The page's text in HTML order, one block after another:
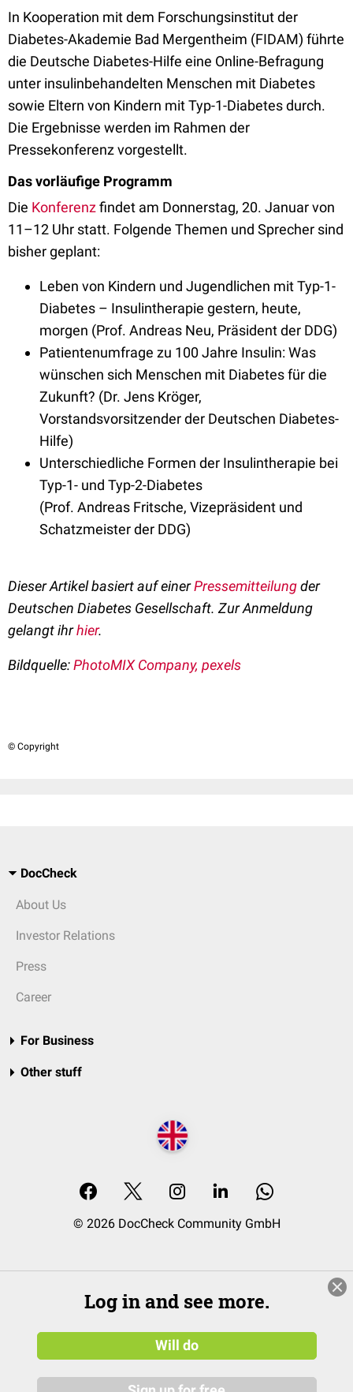
In Kooperation mit dem Forschungsinstitut der
Diabetes-Akademie Bad Mergentheim (FIDAM) führte
die Deutsche Diabetes-Hilfe eine Online-Befragung
unter insulinbehandelten Menschen mit Diabetes
sowie Eltern von Kindern mit Typ-1-Diabetes durch.
Die Ergebnisse werden im Rahmen der
Pressekonferenz vorgestellt.
Das vorläufige Programm
Die Konferenzfindet am Donnerstag, 20. Januar von
11–12 Uhr statt. Folgende Themen und Sprecher sind
bisher geplant:
Leben von Kindern und Jugendlichen mit Typ-1-
Diabetes – Insulintherapie gestern, heute,
morgen (Prof. Andreas Neu, Präsident der DDG)
Patientenumfrage zu 100 Jahre Insulin: Was
wünschen sich Menschen mit Diabetes für die
Zukunft? (Dr. Jens Kröger,
Vorstandsvorsitzender der Deutschen Diabetes-
Hilfe)
Unterschiedliche Formen der Insulintherapie bei
Typ-1- und Typ-2-Diabetes
(Prof. Andreas Fritsche, Vizepräsident und
Schatzmeister der DDG)
Dieser Artikel basiert auf einerPressemitteilungder
Deutschen Diabetes Gesellschaft. Zur Anmeldung
gelangt ihrhier.
Bildquelle:PhotoMIX Company, pexels
© Copyright
DocCheck
About Us
Investor Relations
Press
Career
For Business
Other stuff
© 2026 DocCheck Community GmbH
Log in and see more.
Will do